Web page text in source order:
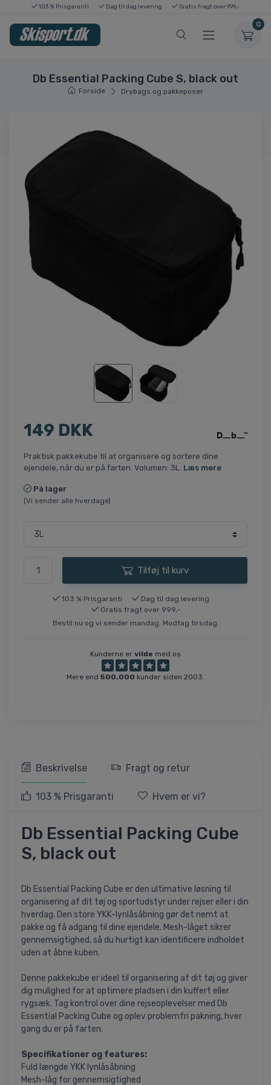
103 % Prisgaranti Dag til dag levering Gratis fragt over 999,-
0
Db Essential Packing Cube S, black out
Forside Drybags og pakkeposer
149 DKK
Praktisk pakkekube til at organisere og sortere dine
ejendele, når du er på farten. Volumen: 3L. Læs mere
På lager
(Vi sender alle hverdage)
Tilføj til kurv
103 % Prisgaranti
Dag til dag levering
Gratis fragt over 999,-
Bestil nu og vi sender mandag. Modtag tirsdag.
Kunderne er vilde med os
Mere end 500.000 kunder siden 2003.
Beskrivelse Fragt og retur
103 % Prisgaranti Hvem er vi?
Db Essential Packing Cube
S, black out
Db Essential Packing Cube er den ultimative løsning til
organisering af dit tøj og sportudstyr under rejser eller i din
hverdag. Den store YKK-lynlåsåbning gør det nemt at
pakke og få adgang til dine ejendele. Mesh-låget sikrer
gennemsigtighed, så du hurtigt kan identificere indholdet
uden at åbne kuben.
Denne pakkekube er ideel til organisering af dit tøj og giver
dig mulighed for at optimere pladsen i din kuffert eller
rygsæk. Tag kontrol over dine rejseoplevelser med Db
Essential Packing Cube og oplev problemfri pakning, hver
gang du er på farten.
Specifikationer og features:
Fuld længde YKK lynlåsåbning
Mesh-låg for gennemsigtighed